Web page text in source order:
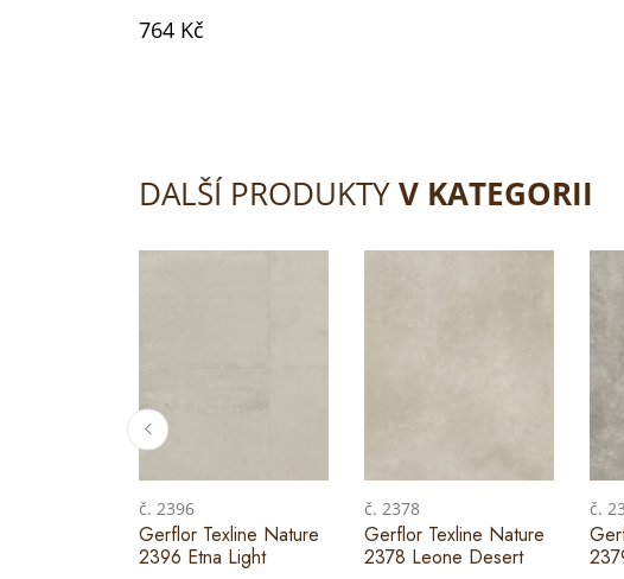
764 Kč
DALŠÍ PRODUKTYV KATEGORII
č. 2396
Gerflor Texline Nature
2396 Etna Light
č. 2378
Gerflor Texline Nature
2378 Leone Desert
č.